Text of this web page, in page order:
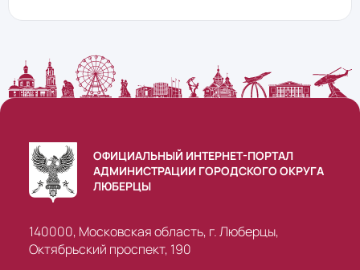
ОФИЦИАЛЬНЫЙ ИНТЕРНЕТ-ПОРТАЛ
АДМИНИСТРАЦИИ ГОРОДСКОГО ОКРУГА
ЛЮБЕРЦЫ
140000, Московская область, г. Люберцы,
Октябрьский проспект, 190